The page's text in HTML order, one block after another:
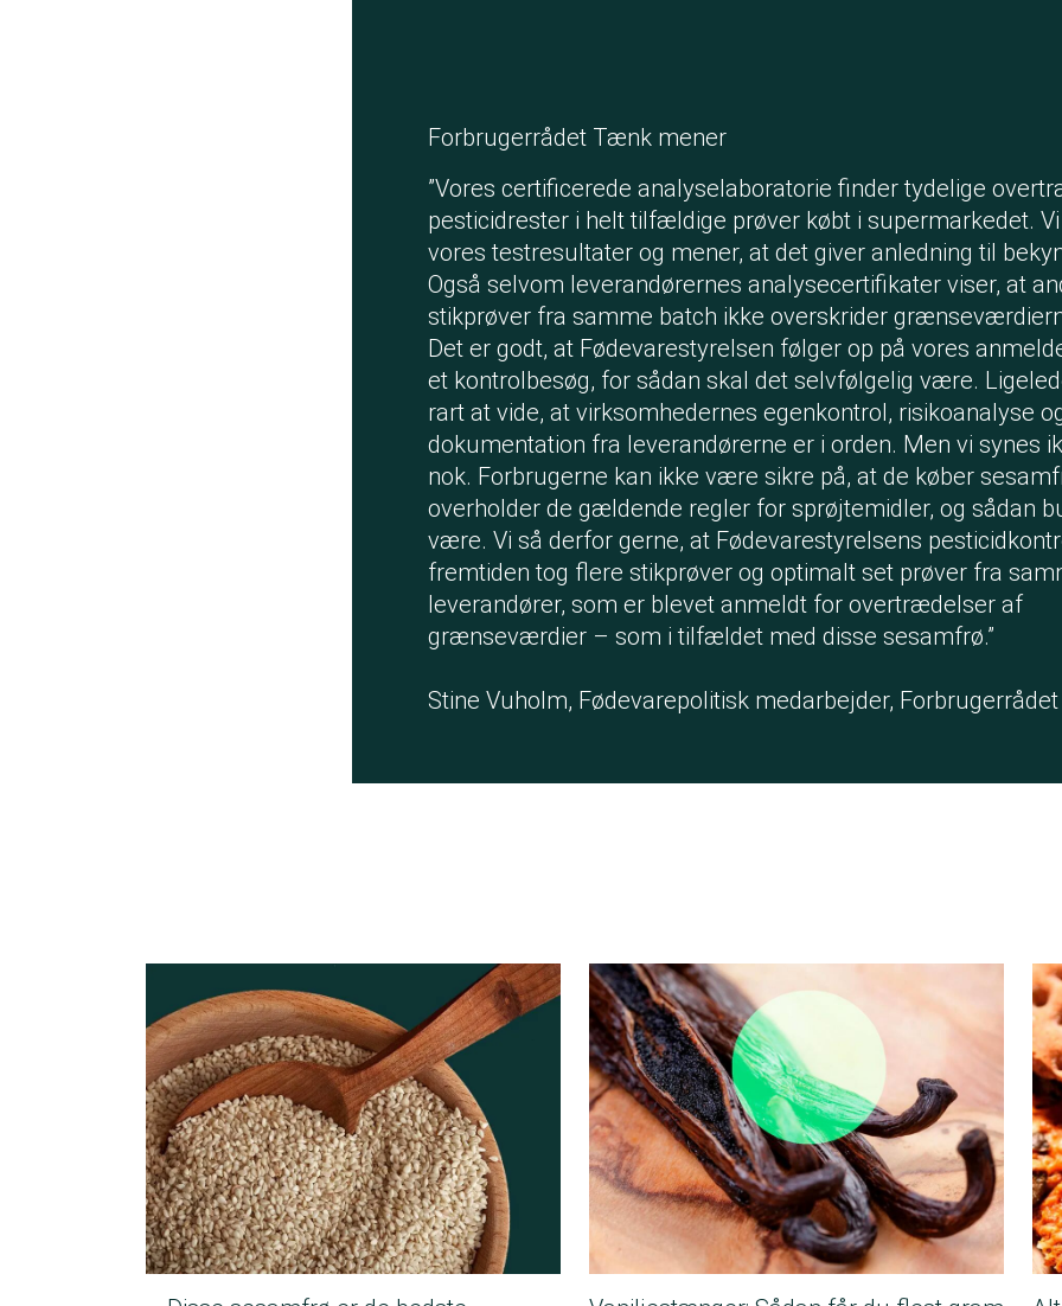
Forbrugerrådet Tænk mener
”Vores certificerede analyselaboratorie finder tydelige
pesticidrester i helt tilfældige prøver købt i supermarkedet.
vores testresultater og mener, at det giver anledning til
Også selvom leverandørernes analysecertifikater viser, at
stikprøver fra samme batch ikke overskrider
Det er godt, at Fødevarestyrelsen følger op på vores
et kontrolbesøg, for sådan skal det selvfølgelig være.
rart at vide, at virksomhedernes egenkontrol, risikoanalyse
dokumentation fra leverandørerne er i orden. Men vi synes
nok. Forbrugerne kan ikke være sikre på, at de køber
overholder de gældende regler for sprøjtemidler, og sådan
være. Vi så derfor gerne, at Fødevarestyrelsens
fremtiden tog flere stikprøver og optimalt set prøver fra
leverandører, som er blevet anmeldt for overtrædelser af
grænseværdier – som i tilfældet med disse sesamfrø.”
Stine Vuholm, Fødevarepolitisk medarbejder,